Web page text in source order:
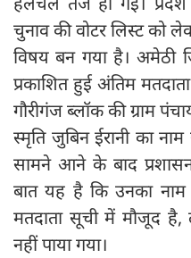
चुनाव की वोटर लिस्ट को
विषय बन गया है। अमेठी
प्रकाशित हुई अंतिम
गौरीगंज ब्लॉक की ग्राम
स्मृति जुबिन ईरानी का
सामने आने के बाद
बात यह है कि उनका
मतदाता सूची में मौजूद
नहीं पाया गया।